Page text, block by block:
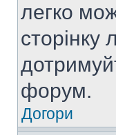
легко
сторінку
форум.
Догори